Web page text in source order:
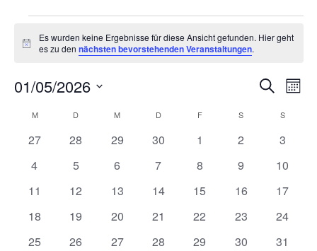
Veranstaltungen
Hinweis
Es wurden keine Ergebnisse für diese Ansicht gefunden. Hier geht
es zu dennächsten bevorstehenden Veranstaltungen.
und
Suche
Monat
01/05/2026
Kalender
von
Veranstaltungen
MMONTAG D DIENSTAGM MITTWOCH
DDONNERSTAG
FFREITAG S SAMSTAGS
0
27
0
28
0
29
0
30
0
1
0
2
0
3
0
4
0
5
0
6
0
7
0
8
0
9
0
10
0
11
0
12
0
13
0
14
0
15
0
16
0
17
0
18
0
19
0
20
0
21
0
22
0
23
0
24
0
25
0
26
0
27
0
28
0
29
0
30
0
31